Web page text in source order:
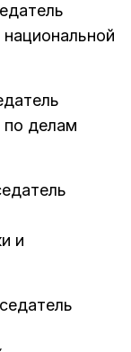
по делам
и